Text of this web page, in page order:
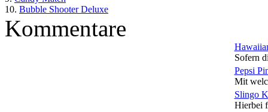
10. Bubble Shooter Deluxe
Kommentare
Sofern
Pepsi
Mit
Slingo
Hierbei